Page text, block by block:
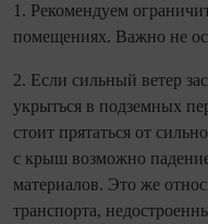
1. Рекомендуем
помещениях. Важно не
2. Если сильный ветер
укрыться в подземных
стоит прятаться от
с крыш возможно
материалов. Это же
транспорта,